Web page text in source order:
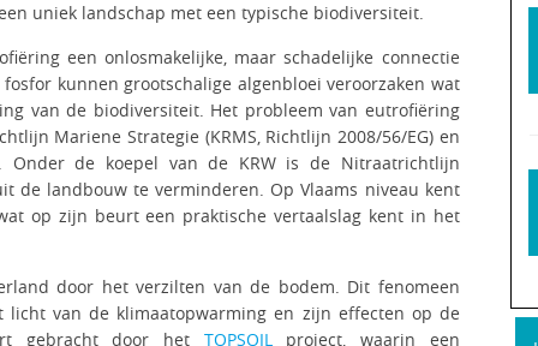
uniek landschap met een typische biodiversiteit.
een onlosmakelijke, maar schadelijke connectie
kunnen grootschalige algenbloei veroorzaken wat
van de biodiversiteit. Het probleem van eutrofiëring
Mariene Strategie (KRMS, Richtlijn 2008/56/EG) en
Onder de koepel van de KRW is de Nitraatrichtlijn
de landbouw te verminderen. Op Vlaams niveau kent
op zijn beurt een praktische vertaalslag kent in het
door het verzilten van de bodem. Dit fenomeen
van de klimaatopwarming en zijn effecten op de
gebracht door het TOPSOILproject, waarin een